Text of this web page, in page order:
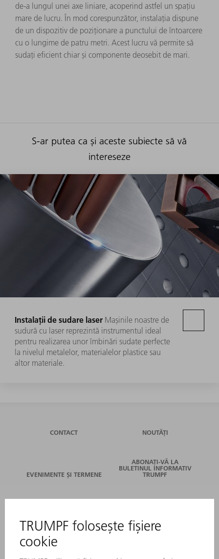
de-a lungul unei axe liniare, acoperind astfel un spațiu
mare de lucru. În mod corespunzător, instalația dispune
de un dispozitiv de poziționare a punctului de întoarcere
cu o lungime de patru metri. Acest lucru vă permite să
sudați eficient chiar și componente deosebit de mari.
S-ar putea ca și aceste subiecte să vă
intereseze
Instalații de sudare laser Mașinile noastre de
sudură cu laser reprezintă instrumentul ideal
pentru realizarea unor îmbinări sudate perfecte
la nivelul metalelor, materialelor plastice sau
altor materiale.
CONTACT NOUTĂȚI
EVENIMENTE ȘI TERMENE
ABONAȚI-VĂ LA
BULETINUL INFORMATIV
TRUMPF
SERVICII ONLINE
CONTACT
LOCAȚII